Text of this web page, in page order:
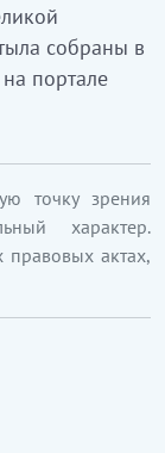
собраны в
портале
точку зрения
характер.
актах,